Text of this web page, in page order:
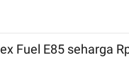
Fuel E85 seharga